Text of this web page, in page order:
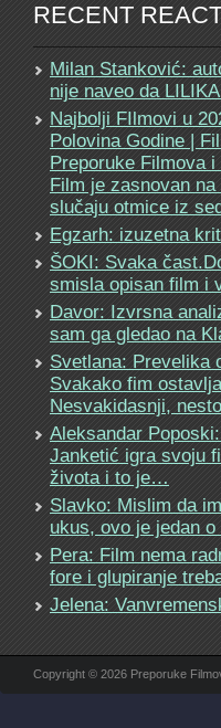
RECENT
Milan Stanković:
nije naveo da
Najbolji FIlmovi u
Polovina Godine |
Preporuke Filmova
Film je zasnovan na
slučaju otmice iz
Egzarh: izuzetna
ŠOKI: Svaka
smisla opisan film i
Davor: Izvrsna
sam ga gledao na
Svetlana: Prevelika
Svakako fim
Nesvakidasnji,
Aleksandar
Janketić igra svoju
života i to je…
Slavko: Mislim da
ukus, ovo je jedan
Pera: Film nema
fore i glupiranje
Jelena:
Copyright © 2026 Preporuke